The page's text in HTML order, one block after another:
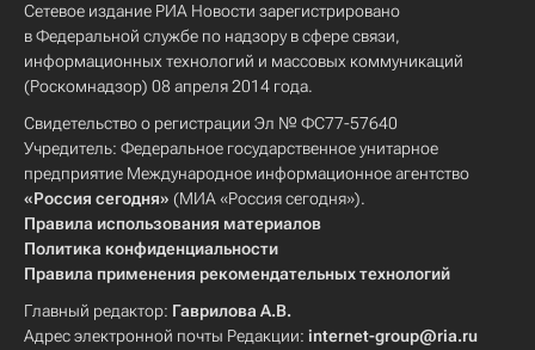
Сетевое издание РИА Новости зарегистрировано
в Федеральной службе по надзору в сфере связи,
информационных технологий и массовых коммуникаций
(Роскомнадзор) 08 апреля 2014 года.
Свидетельство о регистрации Эл № ФС77-57640
Учредитель: Федеральное государственное унитарное
предприятие Международное информационное агентство
«Россия сегодня» (МИА «Россия сегодня»).
Правила использования материалов
Политика конфиденциальности
Правила применения рекомендательных технологий
Главный редактор: Гаврилова А.В.
Адрес электронной почты Редакции: internet-group@ria.ru